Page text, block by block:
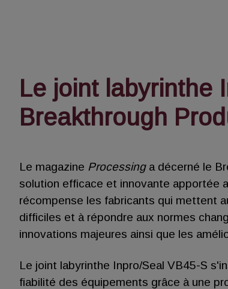
Le joint labyrinthe
Breakthrough
Le magazine Processinga décerné le
solution efficace et innovante apportée
récompense les fabricants qui mettent
difficiles et à répondre aux normes
innovations majeures ainsi que les
Le joint labyrinthe Inpro/Seal VB45-S
fiabilité des équipements grâce à une